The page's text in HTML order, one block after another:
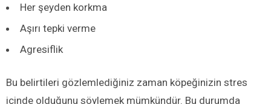
Her şeyden korkma
Aşırı tepki verme
Agresiflik
Bu belirtileri gözlemlediğiniz zaman köpeğinizin stres
içinde olduğunu söylemek mümkündür. Bu durumda